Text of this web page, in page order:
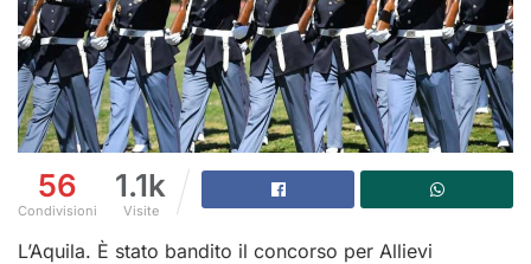
56
Condivisioni
1.1k
Visite
L’Aquila. È stato bandito il concorso per Allievi